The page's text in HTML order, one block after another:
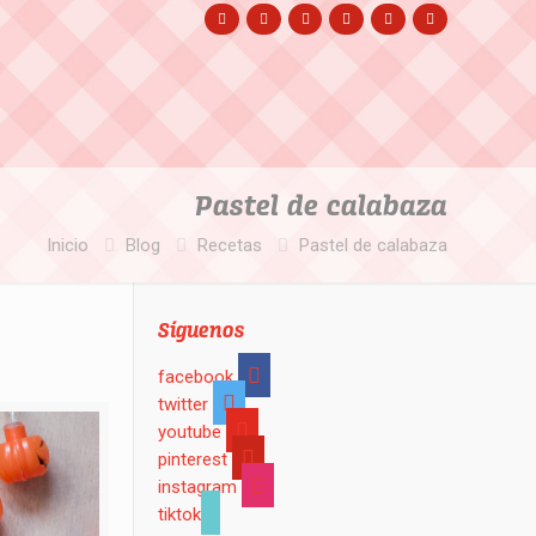
Pastel de calabaza
Inicio Blog Recetas Pastel de calabaza
Síguenos
facebook
twitter
youtube
pinterest
instagram
tiktok